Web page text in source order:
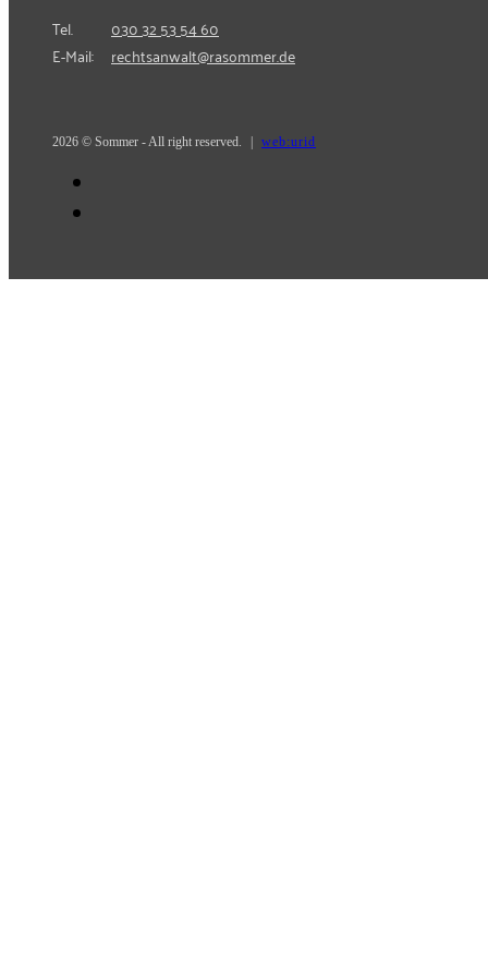
Tel.
030 32 53 54 60
E-Mail:
rechtsanwalt@rasommer.de
2026 © Sommer - All right reserved. web:urid